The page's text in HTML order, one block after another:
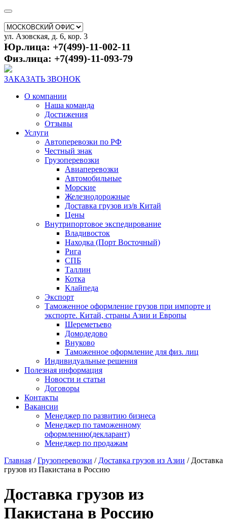
ул. Азовская, д. 6, кор. 3
Юр.лица: +7(499)-11-002-11
Физ.лица: +7(499)-11-093-79
ЗАКАЗАТЬ ЗВОНОК
О компании
Наша команда
Достижения
Отзывы
Услуги
Автоперевозки по РФ
Честный знак
Грузоперевозки
Авиаперевозки
Автомобильные
Морские
Железнодорожные
Доставка грузов из/в Китай
Цены
Внутрипортовое экспедирование
Владивосток
Находка (Порт Восточный)
Рига
СПБ
Таллин
Котка
Клайпеда
Экспорт
Таможенное оформление грузов при импорте и
экспорте. Китай, страны Азии и Европы
Шереметьево
Домодедово
Внуково
Таможенное оформление для физ. лиц
Индивидуальные решения
Полезная информация
Новости и статьи
Договоры
Контакты
Вакансии
Менеджер по развитию бизнеса
Менеджер по таможенному
оформлению(декларант)
Менеджер по продажам
Главная /Грузоперевозки / Доставка грузов из Азии / Доставка
грузов из Пакистана в Россию
Доставка грузов из
Пакистана в Россию